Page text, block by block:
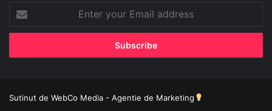
your
Email
Sutinut de WebCo Media - Agentie de Marketing